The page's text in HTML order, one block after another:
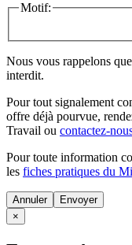
Motif:
Nous vous rappelons
interdit.
Pour tout signalement
offre déjà pourvue,
Travail ou contactez-
Pour toute information
les fiches pratiques du
Annuler
×